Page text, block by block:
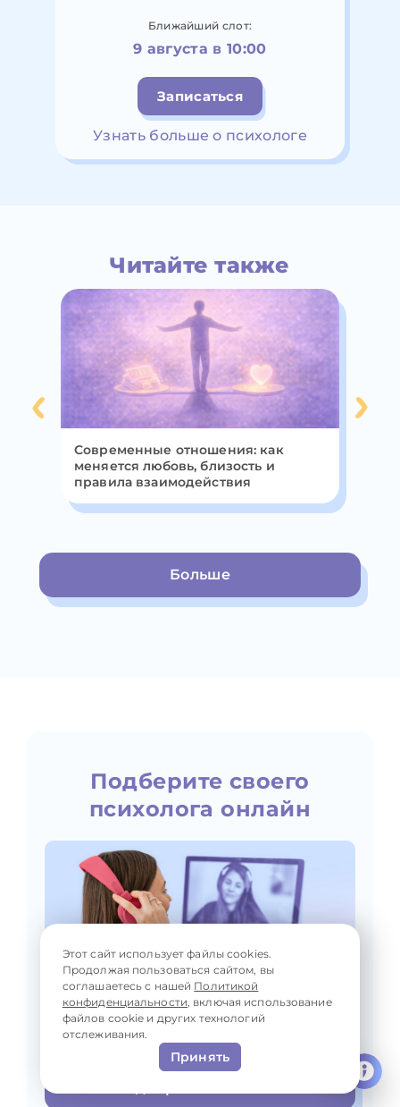
Ближайший слот:
9 августа в 10:00
Записаться
Узнать больше о психологе
Читайте также
Современные отношения: как
меняется любовь, близость и
правила взаимодействия
Больше
Подберите своего
психолога онлайн
Этот сайт использует файлы cookies.
Продолжая пользоваться сайтом, вы
соглашаетесь с нашей Политикой
конфиденциальности, включая использование
файлов cookie и других технологий
отслеживания.
Принять